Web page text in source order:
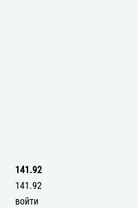
141.92
141.92
войти